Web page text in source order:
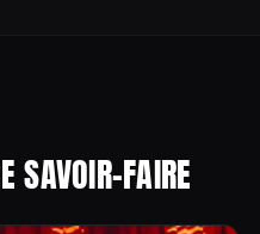
SAVOIR-FAIRE